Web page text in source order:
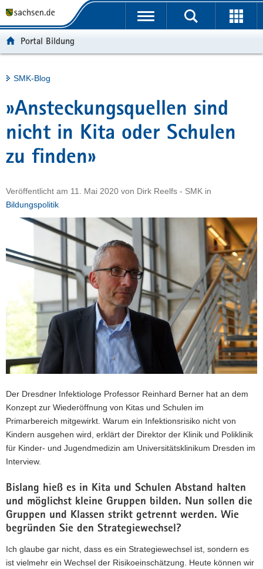
t
e
r
g
r
f
e
e
N
i
a
t
i
o
u
h
a
t
e
v
e
Portalübergreifende
Portal Bildung
Hauptinhalt
SMK-Blog
»Ansteckungsquellen sind
nicht in Kita oder Schulen
zu finden»
Veröffentlicht am 11. Mai 2020 von Dirk Reelfs - SMK in
Bildungspolitik
Der Dresdner Infektiologe Professor Reinhard Berner hat an dem
Konzept zur Wiederöffnung von Kitas und Schulen im
Primarbereich mitgewirkt. Warum ein Infektionsrisiko nicht von
Kindern ausgehen wird, erklärt der Direktor der Klinik und Poliklinik
für Kinder- und Jugendmedizin am Universitätsklinikum Dresden im
Interview.
Bislang hieß es in Kita und Schulen Abstand halten
und möglichst kleine Gruppen bilden. Nun sollen die
Gruppen und Klassen strikt getrennt werden. Wie
begründen Sie den Strategiewechsel?
Ich glaube gar nicht, dass es ein Strategiewechsel ist, sondern es
ist vielmehr ein Wechsel der Risikoeinschätzung. Heute können wir